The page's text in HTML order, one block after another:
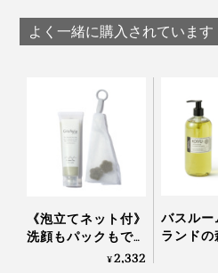
外し、カートリッジをヘッ
方に｜エミュール フ
ァインバブルシャワ
ンバブル
よく一緒に購入されています
《泡立てネット付》
洗顔もパックもでき
る、「富山クレイ フ
¥2,332
バスルー
ランドの
「白樺